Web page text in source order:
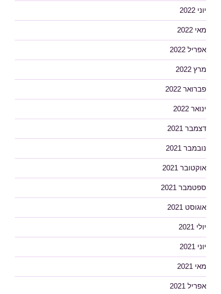
יוני 2022
מאי 2022
אפריל 2022
מרץ 2022
פברואר 2022
ינואר 2022
דצמבר 2021
נובמבר 2021
אוקטובר 2021
ספטמבר 2021
אוגוסט 2021
יולי 2021
יוני 2021
מאי 2021
אפריל 2021